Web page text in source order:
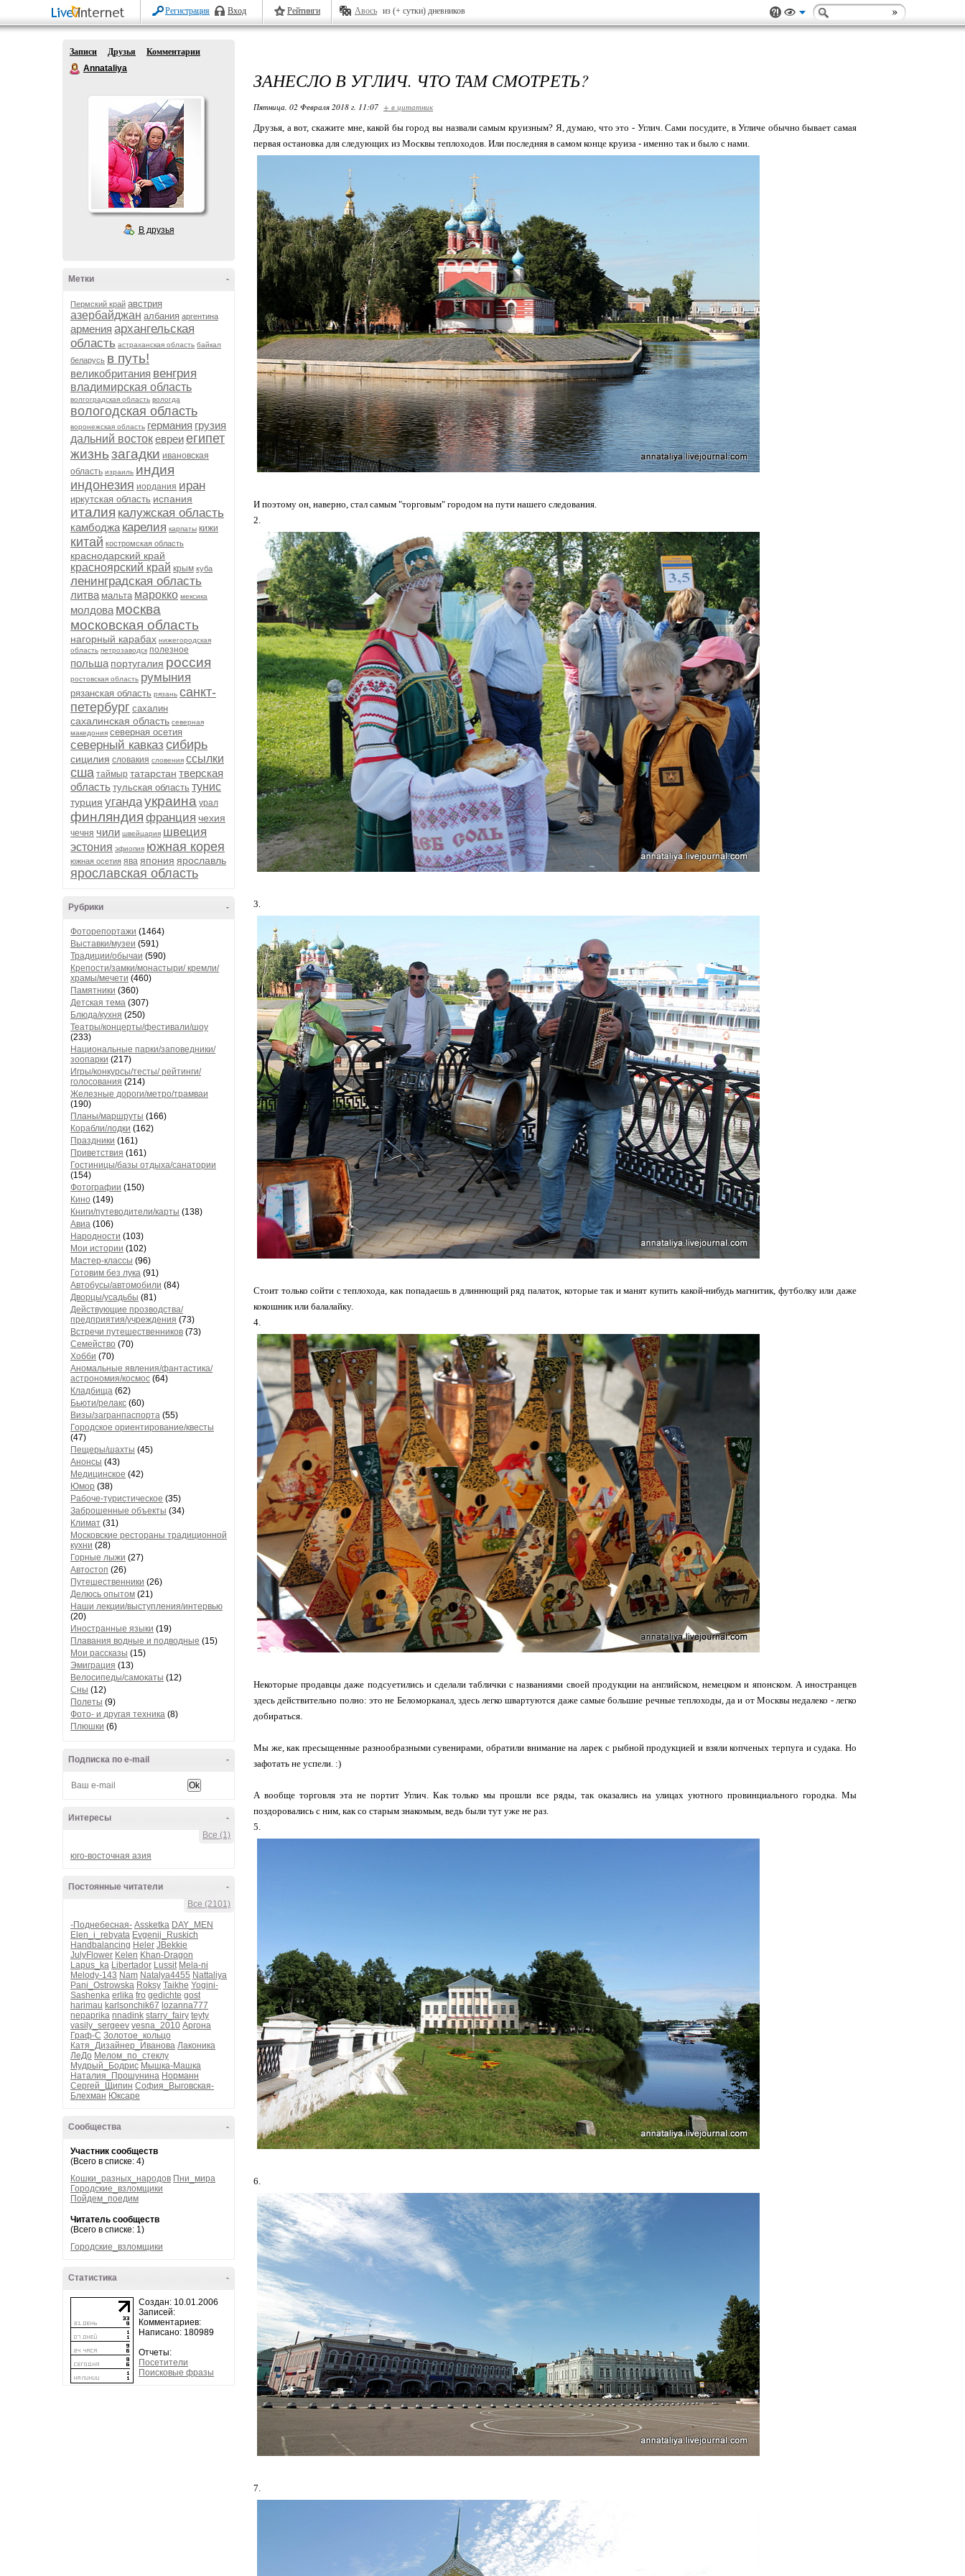
Регистрация Вход Рейтинги Авось из (+ сутки) дневников
Записи Друзья
Комментарии
Annataliya
В друзья
-
Метки
Пермский край австрия
азербайджан албания аргентина
армения архангельская
область астраханская область байкал
беларусь в путь!
великобритания венгрия
владимирская область
волгоградская область вологда
вологодская область
воронежская область германия грузия
дальний востокевреиегипет
жизньзагадки ивановская
область израиль индия
индонезия иордания иран
иркутская область испания
италия калужская область
камбоджа карелия карпаты кижи
китай костромская область
краснодарский край
красноярский край крым куба
ленинградская область
литва мальта марокко мексика
молдова москва
московская область
нагорный карабах нижегородская
область петрозаводск полезное
польша португалия россия
ростовская область румыния
рязанская область рязань санкт-
петербург сахалин
сахалинская область северная
македония северная осетия
северный кавказ сибирь
сицилия словакия словения ссылки
сша таймыр татарстан тверская
область тульская область тунис
турция угандаукраина урал
финляндия франция чехия
чечня чили швейцария швеция
эстония эфиопия южная корея
южная осетия ява япония ярославль
ярославская область
-
Рубрики
Фоторепортажи (1464)
Выставки/музеи (591)
Традиции/обычаи (590)
Крепости/замки/монастыри/ кремли/
храмы/мечети (460)
Памятники (360)
Детская тема (307)
Блюда/кухня (250)
Театры/концерты/фестивали/шоу
(233)
Национальные парки/заповедники/
зоопарки (217)
Игры/конкурсы/тесты/ рейтинги/
голосования (214)
Железные дороги/метро/трамваи
(190)
Планы/маршруты (166)
Корабли/лодки (162)
Праздники (161)
Приветствия (161)
Гостиницы/базы отдыха/санатории
(154)
Фотографии (150)
Кино (149)
Книги/путеводители/карты (138)
Авиа (106)
Народности (103)
Мои истории (102)
Мастер-классы (96)
Готовим без лука (91)
Автобусы/автомобили (84)
Дворцы/усадьбы (81)
Действующие прозводства/
предприятия/учреждения (73)
Встречи путешественников (73)
Семейство (70)
Хобби (70)
Аномальные явления/фантастика/
астрономия/космос (64)
Кладбища (62)
Бьюти/релакс (60)
Визы/загранпаспорта (55)
Городское ориентирование/квесты
(47)
Пещеры/шахты (45)
Анонсы (43)
Медицинское (42)
Юмор (38)
Рабоче-туристическое (35)
Заброшенные объекты (34)
Климат (31)
Московские рестораны традиционной
кухни (28)
Горные лыжи (27)
Автостоп (26)
Путешественники (26)
Делюсь опытом (21)
Наши лекции/выступления/интервью
(20)
Иностранные языки (19)
Плавания водные и подводные (15)
Мои рассказы (15)
Эмиграция (13)
Велосипеды/самокаты (12)
Сны (12)
Полеты (9)
Фото- и другая техника (8)
Плюшки (6)
-
Подписка по e-mail
-
Интересы
Все (1)
юго-восточная азия
-
Постоянные читатели
Все (2101)
-Поднебесная- Assketka DAY_MEN
Elen_i_rebyata Evgenij_Ruskich
Handbalancing Heler JBekkie
JulyFlower Kelen Khan-Dragon
Lapus_ka Libertador Lussit Mela-ni
Melody-143 Nam Natalya4455 Nattaliya
Pani_Ostrowska Roksy Taikhe Yogini-
Sashenka erlika fro gedichte gost
harimau karlsonchik67 lozanna777
nepaprika nnadink starry_fairy teyty
vasily_sergeev vesna_2010 Аргона
Граф-С Золотое_кольцо
Катя_Дизайнер_Иванова Лаконика
ЛеДо Мелом_по_стеклу
Мудрый_Бодрис Мышка-Машка
Наталия_Прошунина Норманн
Сергей_Щипин София_Выговская-
Блехман Юксаре
-
Сообщества
Участник сообществ
(Всего в списке: 4)
Кошки_разных_народов Пни_мира
Городские_взломщики
Пойдем_поедим
Читатель сообществ
(Всего в списке: 1)
Городские_взломщики
-
Статистика
Создан: 10.01.2006
Записей:
Комментариев:
Написано: 180989
Отчеты:
Посетители
Поисковые фразы
ЗАНЕСЛО В УГЛИЧ. ЧТО ТАМ СМОТРЕТЬ?
Пятница, 02 Февраля 2018 г. 11:07 + в цитатник
Друзья, а вот, скажите мне, какой бы город вы назвали самым круизным? Я, думаю, что это - Углич. Сами посудите, в Угличе обычно бывает самая
первая остановка для следующих из Москвы теплоходов. Или последняя в самом конце круиза - именно так и было с нами.
И поэтому он, наверно, стал самым "торговым" городом на пути нашего следования.
2.
3.
Стоит только сойти с теплохода, как попадаешь в длиннющий ряд палаток, которые так и манят купить какой-нибудь магнитик, футболку или даже
кокошник или балалайку.
4.
Некоторые продавцы даже подсуетились и сделали таблички с названиями своей продукции на английском, немецком и японском. А иностранцев
здесь действительно полно: это не Беломорканал, здесь легко швартуются даже самые большие речные теплоходы, да и от Москвы недалеко - легко
добираться.
Мы же, как пресыщенные разнообразными сувенирами, обратили внимание на ларек с рыбной продукцией и взяли копченых терпуга и судака. Но
зафотать не успели. :)
А вообще торговля эта не портит Углич. Как только мы прошли все ряды, так оказались на улицах уютного провинциального городка. Мы
поздоровались с ним, как со старым знакомым, ведь были тут уже не раз.
5.
6.
7.